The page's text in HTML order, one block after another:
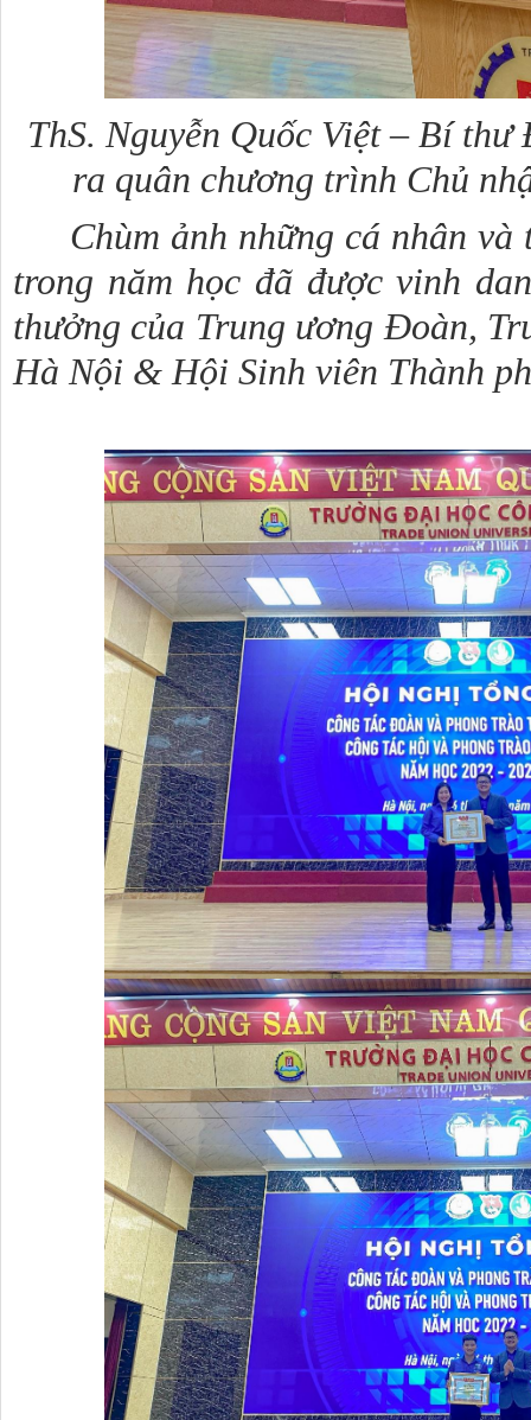
ThS. Nguyễn Quốc Việt – Bí
ra quân chương trình Chủ
Chùm ảnh những cá nhân
trong năm học đã được vinh
thưởng của Trung ương Đoàn,
Hà Nội & Hội Sinh viên Thành